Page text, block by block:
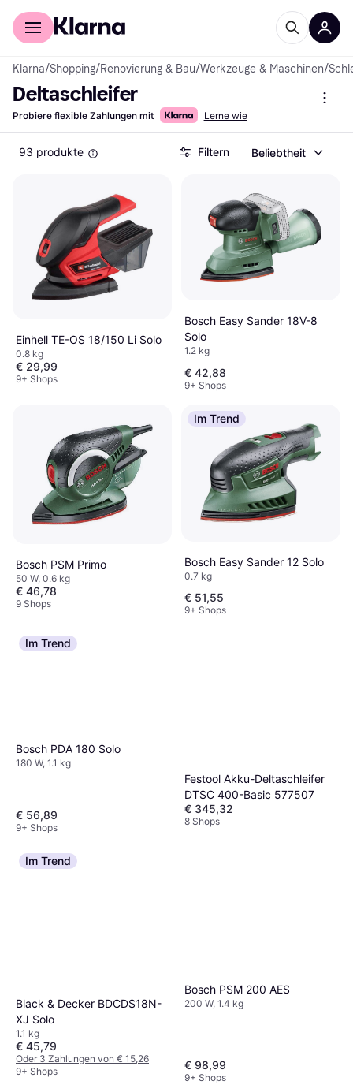
Für Shopper
Klarna/Shopping/Renovierung & Bau/Werkzeuge & Maschinen/
Deltaschleifer
Probiere flexible Zahlungen mit Lerne wie
93 produkte Filtern Beliebtheit
Einhell TE-OS 18/150 Li Solo
0.8 kg
€ 29,99
9+ Shops
Bosch Easy Sander 18V-8
Solo
1.2 kg
€ 42,88
9+ Shops
Bosch PSM Primo
50 W, 0.6 kg
€ 46,78
9 Shops
Im Trend
Bosch Easy Sander 12 Solo
0.7 kg
€ 51,55
9+ Shops
Im Trend
Bosch PDA 180 Solo
180 W, 1.1 kg
€ 56,89
9+ Shops
Festool Akku-Deltaschleifer
DTSC 400-Basic 577507
€ 345,32
8 Shops
Im Trend
Black & Decker BDCDS18N-
XJ Solo
1.1 kg
€ 45,79
Oder 3 Zahlungen von € 15,26
9+ Shops
Bosch PSM 200 AES
200 W, 1.4 kg
€ 98,99
9+ Shops